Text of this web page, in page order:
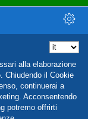
alla elaborazione
Chiudendo il Cookie
continuerai a
Acconsentendo
potremo offrirti